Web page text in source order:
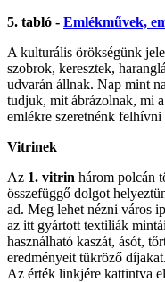
5. tabló - Emlékművek,
A kulturális örökségünk
szobrok, keresztek,
udvarán állnak. Nap mint
tudjuk, mit ábrázolnak, mi
emlékre szeretnénk
Vitrinek
Az 1. vitrin három polcán
összefüggő dolgot
ad. Meg lehet nézni város
az itt gyártott textiliák
használható kaszát, ásót,
eredményeit tükröző díjakat.
Az érték linkjére kattintva